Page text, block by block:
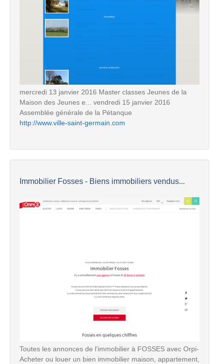
mercredi 13 janvier 2016 Master classes Jeunes de la
Maison des Jeunes e... vendredi 15 janvier 2016
Assemblée générale de la Pétanque
http://www.ville-saint-germain.com
Immobilier Fosses - Biens immobiliers vendus...
Toutes les annonces de l'immobilier à FOSSES avec Orpi-
Acheter ou louer un bien immobilier maison, appartement,